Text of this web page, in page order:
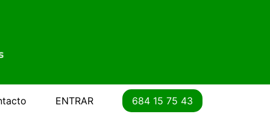
ENTRAR 684 15 75 43